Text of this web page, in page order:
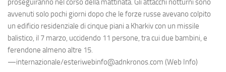
proseguiranno nel corso della mattinata. Gli attacchi notturni sono
avvenuti solo pochi giorni dopo che le forze russe avevano colpito
un edificio residenziale di cinque piani a Kharkiv con un missile
balistico, il 7 marzo, uccidendo 11 persone, tra cui due bambini, e
ferendone almeno altre 15.
—internazionale/esteriwebinfo@adnkronos.com (Web Info)